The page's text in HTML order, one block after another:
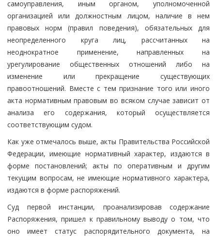
самоуправления, иным органом, уполномоченной
организацией или должностным лицом, наличие в нем
правовых норм (правил поведения), обязательных для
неопределенного круга лиц, рассчитанных на
неоднократное применение, направленных на
урегулирование общественных отношений либо на
изменение или прекращение существующих
правоотношений. Вместе с тем признание того или иного
акта нормативным правовым во всяком случае зависит от
анализа его содержания, который осуществляется
соответствующим судом.
Как уже отмечалось выше, акты Правительства Российской
Федерации, имеющие нормативный характер, издаются в
форме постановлений; акты по оперативным и другим
текущим вопросам, не имеющие нормативного характера,
издаются в форме распоряжений.
Суд первой инстанции, проанализировав содержание
Распоряжения, пришел к правильному выводу о том, что
оно имеет статус распорядительного документа, на